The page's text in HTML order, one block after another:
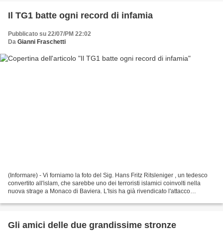
Il TG1 batte ogni record di infamia
Pubblicato su 22/07/PM 22:02
Da Gianni Fraschetti
(Informare) - Vi forniamo la foto del Sig. Hans Fritz Ritsleniger , un tedesco
convertito all'islam, che sarebbe uno dei terroristi islamici coinvolti nella
nuova strage a Monaco di Baviera. L'Isis ha già rivendicato l'attacco
Gli amici delle due grandissime stronze